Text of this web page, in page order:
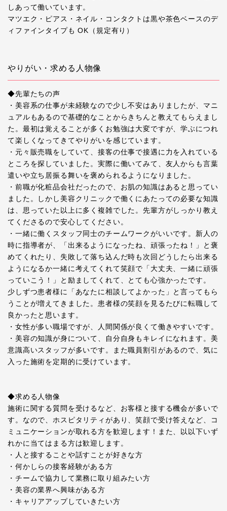
しあって働いています。
マツエク・ピアス・ネイル・コンタクトは黒や茶色ベースのデ
ィファインタイプも OK（規定有り）
やりがい・求める人物像
◆先輩たちの声
・美容系の仕事が未経験なので少し不安はありましたが、マニ
ュアルもあるので基礎的なことからきちんと教えてもらえまし
た。最初は覚えることが多くお勉強は大変ですが、学ぶにつれ
て楽しくなってきてやりがいを感じています。
・元々販売職をしていて、接客の仕事で接遇に力を入れている
ところを探していました。実際に働いてみて、友人からも言葉
遣いや立ち居振る舞いを褒められるようになりました。
・前職が化粧品会社だったので、お肌の知識はあると思ってい
ました。しかし美容クリニックで働くにあたっての必要な知識
は、思っていた以上に多く複雑でした。先輩方がしっかり教え
てくださるので安心してください。
・一緒に働くスタッフ同士のチームワークがいいです。新人の
時に指導者が、「出来るようになったね、頑張ったね！」と褒
めてくれたり、失敗して落ち込んだ時も次回どうしたら出来る
ようになるか一緒に考えてくれて笑顔で「大丈夫、一緒に頑張
っていこう！」と励ましてくれて、とても心強かったです。
少しずつ患者様に「あなたに相談してよかった」と言ってもら
うことが増えてきました。患者様の笑顔を見るたびに転職して
良かったと思います。
・女性が多い職場ですが、人間関係が良くて働きやすいです。
・美容の知識が身について、自分自身もキレイになれます。美
意識高いスタッフが多いです。また職員割引があるので、気に
入った施術を定期的に受けています。
◆求める人物像
施術に関する質問を受けるなど、お客様と接する機会が多いで
す。なので、ホスピタリティがあり、笑顔で受け答えなど、コ
ミュニケーションが取れる方を歓迎します！また、以以下いず
れかに当てはまる方は歓迎します。
・人と接することや話すことが好きな方
・何かしらの接客経験がある方
・チームで協力して業務に取り組みたい方
・美容の業界へ興味がある方
・キャリアアップしていきたい方